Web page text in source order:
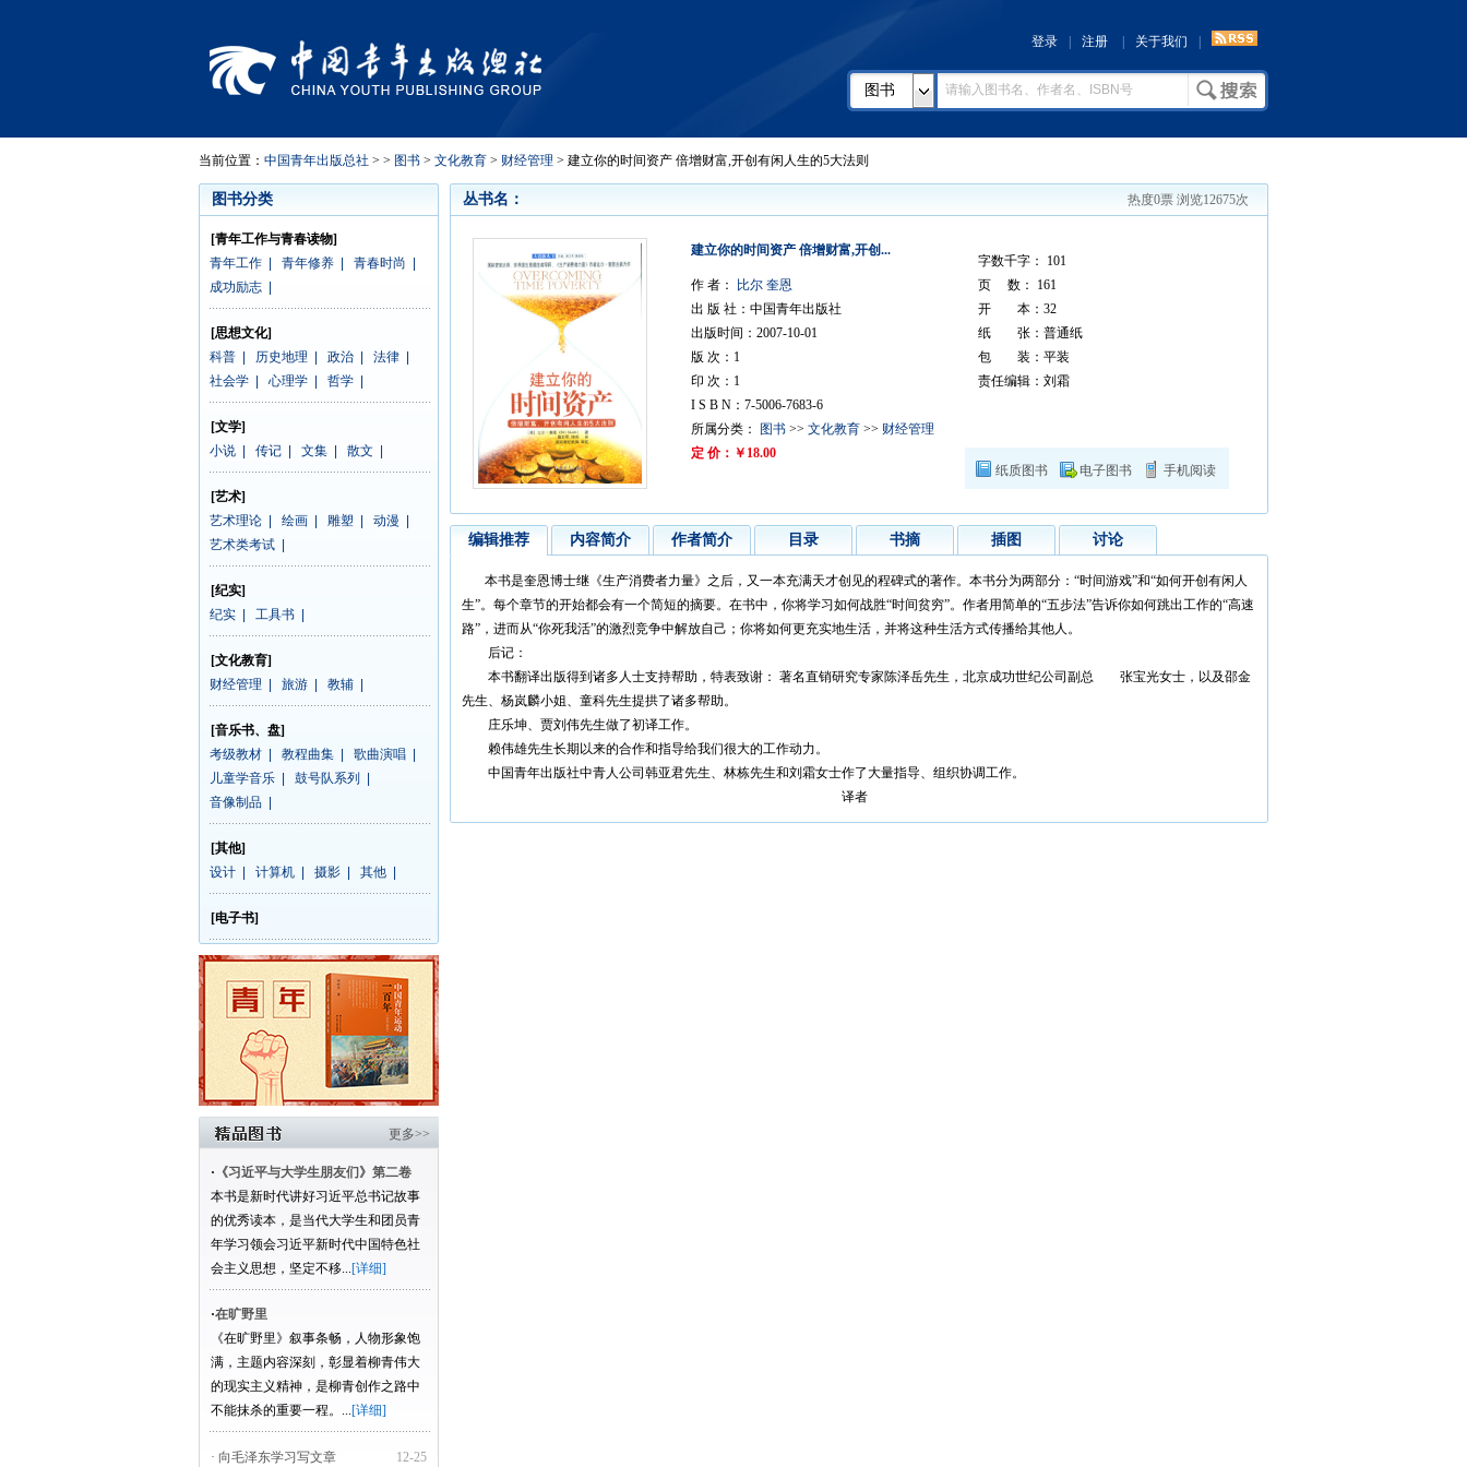
登录 注册 关于我们
图书
当前位置： 中国青年出版总社 > > 图书 > 文化教育 > 财经管理 > 建立你的时间资产 倍增财富,开创有闲人生的5大法则
图书分类
[青年工作与青春读物]
青年工作
青年修养 青春时尚
成功励志
[思想文化]
科普
历史地理 政治 法律
社会学
心理学 哲学
[文学]
小说
传记 文集 散文
[艺术]
艺术理论
绘画 雕塑 动漫
艺术类考试
[纪实]
纪实
工具书
[文化教育]
财经管理
旅游 教辅
[音乐书、盘]
考级教材
教程曲集 歌曲演唱
儿童学音乐
鼓号队系列
音像制品
[其他]
设计
计算机 摄影 其他
[电子书]
更多>>
· 《习近平与大学生朋友们》第二卷
本书是新时代讲好习近平总书记故事
的优秀读本，是当代大学生和团员青
年学习领会习近平新时代中国特色社
会主义思想，坚定不移...[详细]
·在旷野里
《在旷野里》叙事条畅，人物形象饱
满，主题内容深刻，彰显着柳青伟大
的现实主义精神，是柳青创作之路中
不能抹杀的重要一程。...[详细]
12-25
· 向毛泽东学习写文章
热度0票 浏览12675次
丛书名：
纸质图书 电子图书 手机阅读
建立你的时间资产 倍增财富,开创...
作 者：
比尔 奎恩
出 版 社：中国青年出版社
出版时间：2007-10-01
版 次：1
印 次：1
I S B N：7-5006-7683-6
所属分类：
图书 >> 文化教育 >> 财经管理
定 价：￥18.00
字数千字： 101
页 数： 161
开 本：32
纸 张：普通纸
包 装：平装
责任编辑：刘霜
编辑推荐 内容简介 作者简介 目录 书摘 插图 讨论
本书是奎恩博士继《生产消费者力量》之后，又一本充满天才创见的程碑式的著作。本书分为两部分：“时间游戏”和“如何开创有闲人
生”。每个章节的开始都会有一个简短的摘要。在书中，你将学习如何战胜“时间贫穷”。作者用简单的“五步法”告诉你如何跳出工作的“高速
路”，进而从“你死我活”的激烈竞争中解放自己；你将如何更充实地生活，并将这种生活方式传播给其他人。
后记：
本书翻译出版得到诸多人士支持帮助，特表致谢： 著名直销研究专家陈泽岳先生，北京成功世纪公司副总 张宝光女士，以及邵金
先生、杨岚麟小姐、童科先生提拱了诸多帮助。
庄乐坤、贾刘伟先生做了初译工作。
赖伟雄先生长期以来的合作和指导给我们很大的工作动力。
中国青年出版社中青人公司韩亚君先生、林栋先生和刘霜女士作了大量指导、组织协调工作。
译者